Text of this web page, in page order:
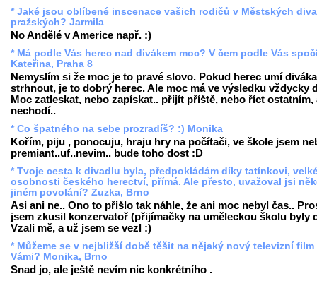
* Jaké jsou oblíbené inscenace vašich rodičů v Městských
pražských? Jarmila
No Andělé v Americe např. :)
* Má podle Vás herec nad divákem moc? V čem podle Vás
Kateřina, Praha 8
Nemyslím si že moc je to pravé slovo. Pokud herec umí diváka
strhnout, je to dobrý herec. Ale moc má ve výsledku vždycky
Moc zatleskat, nebo zapískat.. přijít příště, nebo říct ostatním,
nechodí..
* Co špatného na sebe prozradíš? :) Monika
Kořím, piju , ponocuju, hraju hry na počítači, ve škole jsem
premiant..uf..nevim.. bude toho dost :D
* Tvoje cesta k divadlu byla, předpokládám díky tatínkovi,
osobnosti českého herectví, přímá. Ale přesto, uvažoval jsi
jiném povolání? Zuzka, Brno
Asi ani ne.. Ono to přišlo tak náhle, že ani moc nebyl čas..
jsem zkusil konzervatoř (přijímačky na uměleckou školu byly
Vzali mě, a už jsem se vezl :)
* Můžeme se v nejbližší době těšit na nějaký nový televizní film
Vámi? Monika, Brno
Snad jo, ale ještě nevím nic konkrétního .